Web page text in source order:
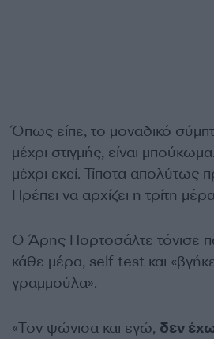
Όπως είπε, το μοναδικό
μέχρι στιγμής, είναι
μέχρι εκεί. Τίποτα απολύτως
Πρέπει να αρχίζει η τρίτη
Ο Άρης Πορτοσάλτε τόνισε
κάθε μέρα, self test και
γραμμούλα».
«Τον ψώνισα και εγώ, δεν